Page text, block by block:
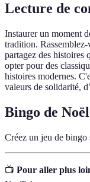
Lecture de
Instaurer un moment
tradition.
partagez des histoires
opter pour des
histoires modernes.
valeurs de solidarité,
Bingo de
Créez un jeu de bingo
📺 Pour aller plus